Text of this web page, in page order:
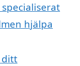
hjälpa
ditt